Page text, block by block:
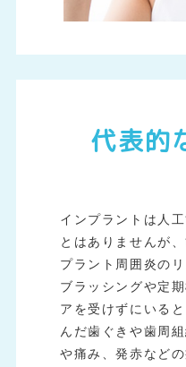
代表的
インプラントは人
とはありませんが
プラント周囲炎の
ブラッシングや定
アを受けずにいる
んだ歯ぐきや歯周
や痛み、発赤など